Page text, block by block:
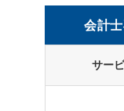
会計
サー